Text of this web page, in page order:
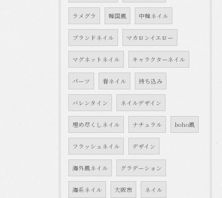
ラメグラ 韓国風 中韓ネイル
ブランドネイル マカロンイエロー
マグネットネイル キャラクターネイル
パーツ 春ネイル 持ち込み
バレンタイン ネイルデザイン
埋め尽くしネイル ナチュラル boho風
フラッシュネイル デザイン
海外風ネイル グラデーション
海系ネイル 大阪市 ネイル